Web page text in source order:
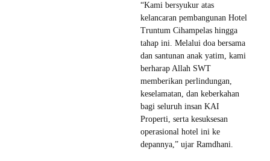
“Kami bersyukur atas
kelancaran pembangunan Hotel
Truntum Cihampelas hingga
tahap ini. Melalui doa bersama
dan santunan anak yatim, kami
berharap Allah SWT
memberikan perlindungan,
keselamatan, dan keberkahan
bagi seluruh insan KAI
Properti, serta kesuksesan
operasional hotel ini ke
depannya,” ujar Ramdhani.